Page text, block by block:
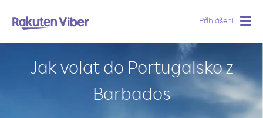
Přihlášení
Jak volat do Portugalsko z
Barbados